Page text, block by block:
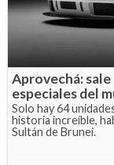
Aprovechá: sale
especiales del
Solo hay 64
historia increíble,
Sultán de Brunei.